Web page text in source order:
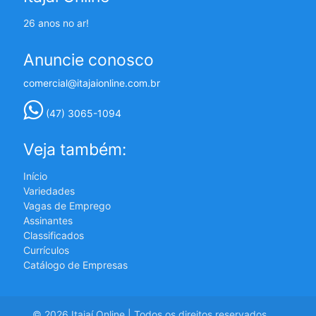
26 anos no ar!
Anuncie conosco
comercial@itajaionline.com.br
(47) 3065-1094
Veja também:
Início
Variedades
Vagas de Emprego
Assinantes
Classificados
Currículos
Catálogo de Empresas